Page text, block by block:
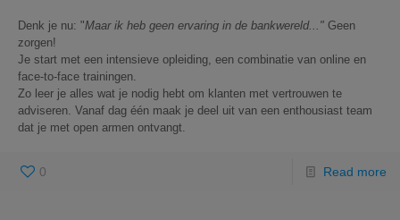
Denk je nu: "Maar ik heb geen ervaring in de bankwereld..." Geen
zorgen!
Je start met een intensieve opleiding, een combinatie van online en
face-to-face trainingen.
Zo leer je alles wat je nodig hebt om klanten met vertrouwen te
adviseren. Vanaf dag één maak je deel uit van een enthousiast team
dat je met open armen ontvangt.
0 Read more